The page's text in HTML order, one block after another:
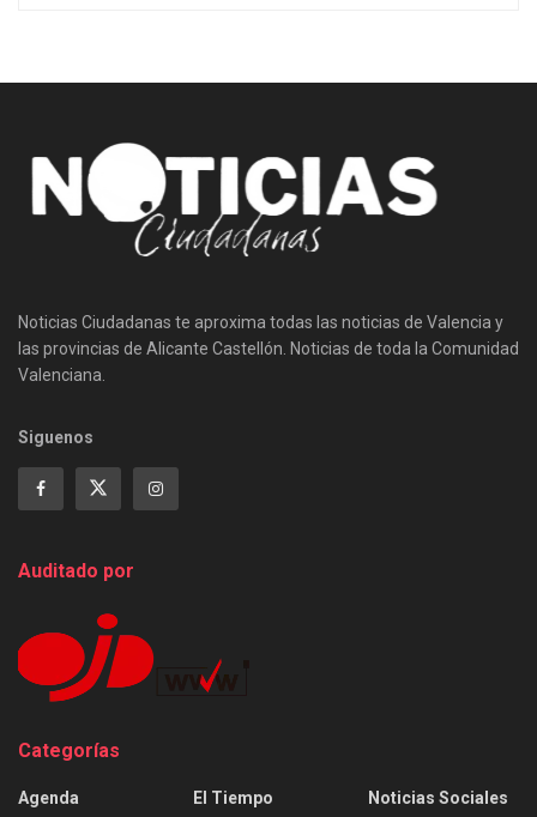
Noticias Ciudadanas te aproxima todas las noticias de Valencia y
las provincias de Alicante Castellón. Noticias de toda la Comunidad
Valenciana.
Siguenos
Auditado por
Categorías
Agenda
El Tiempo
Noticias Sociales